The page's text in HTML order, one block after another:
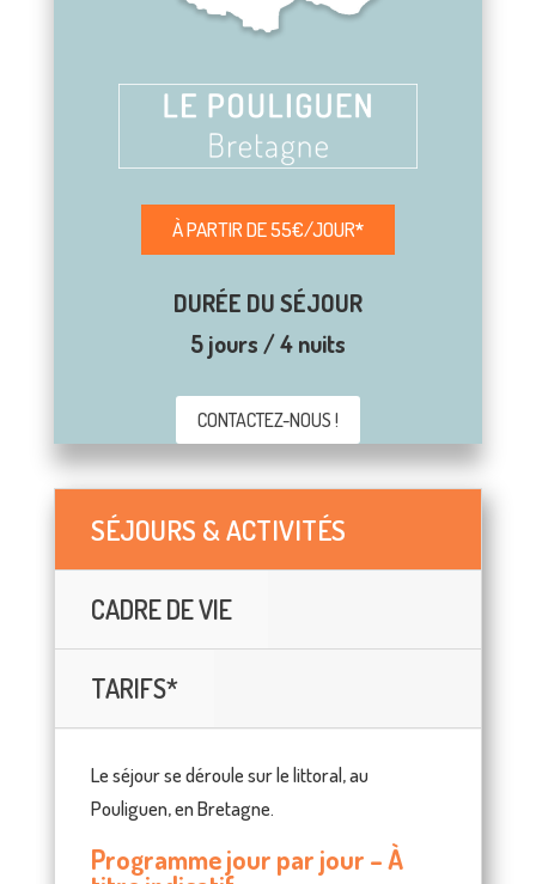
À PARTIR DE 55€/JOUR*
DURÉE DU SÉJOUR
5 jours / 4 nuits
CONTACTEZ-NOUS !
SÉJOURS & ACTIVITÉS
CADRE DE VIE
TARIFS*
Le séjour se déroule sur le littoral, au
Pouliguen, en Bretagne.
Programme jour par jour – À